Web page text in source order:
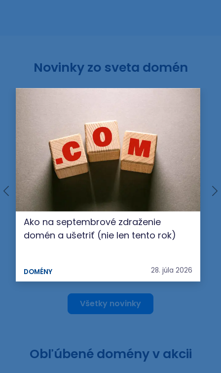
Novinky zo sveta domén
Ako na septembrové zdraženie
domén a ušetriť (nie len tento rok)
DOMÉNY 28. júla 2026
Všetky novinky
Obľúbené domény v akcii